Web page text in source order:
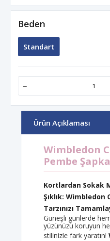
Beden
Standart
-
Ürün Açıklaması
Wimbledon
Pembe Şapka
Kortlardan Sokak
Şıklık: Wimbledon
Tarzınızı
Güneşli günlerde
yüzünüzü koruyun
stilinizle fark yaratın!